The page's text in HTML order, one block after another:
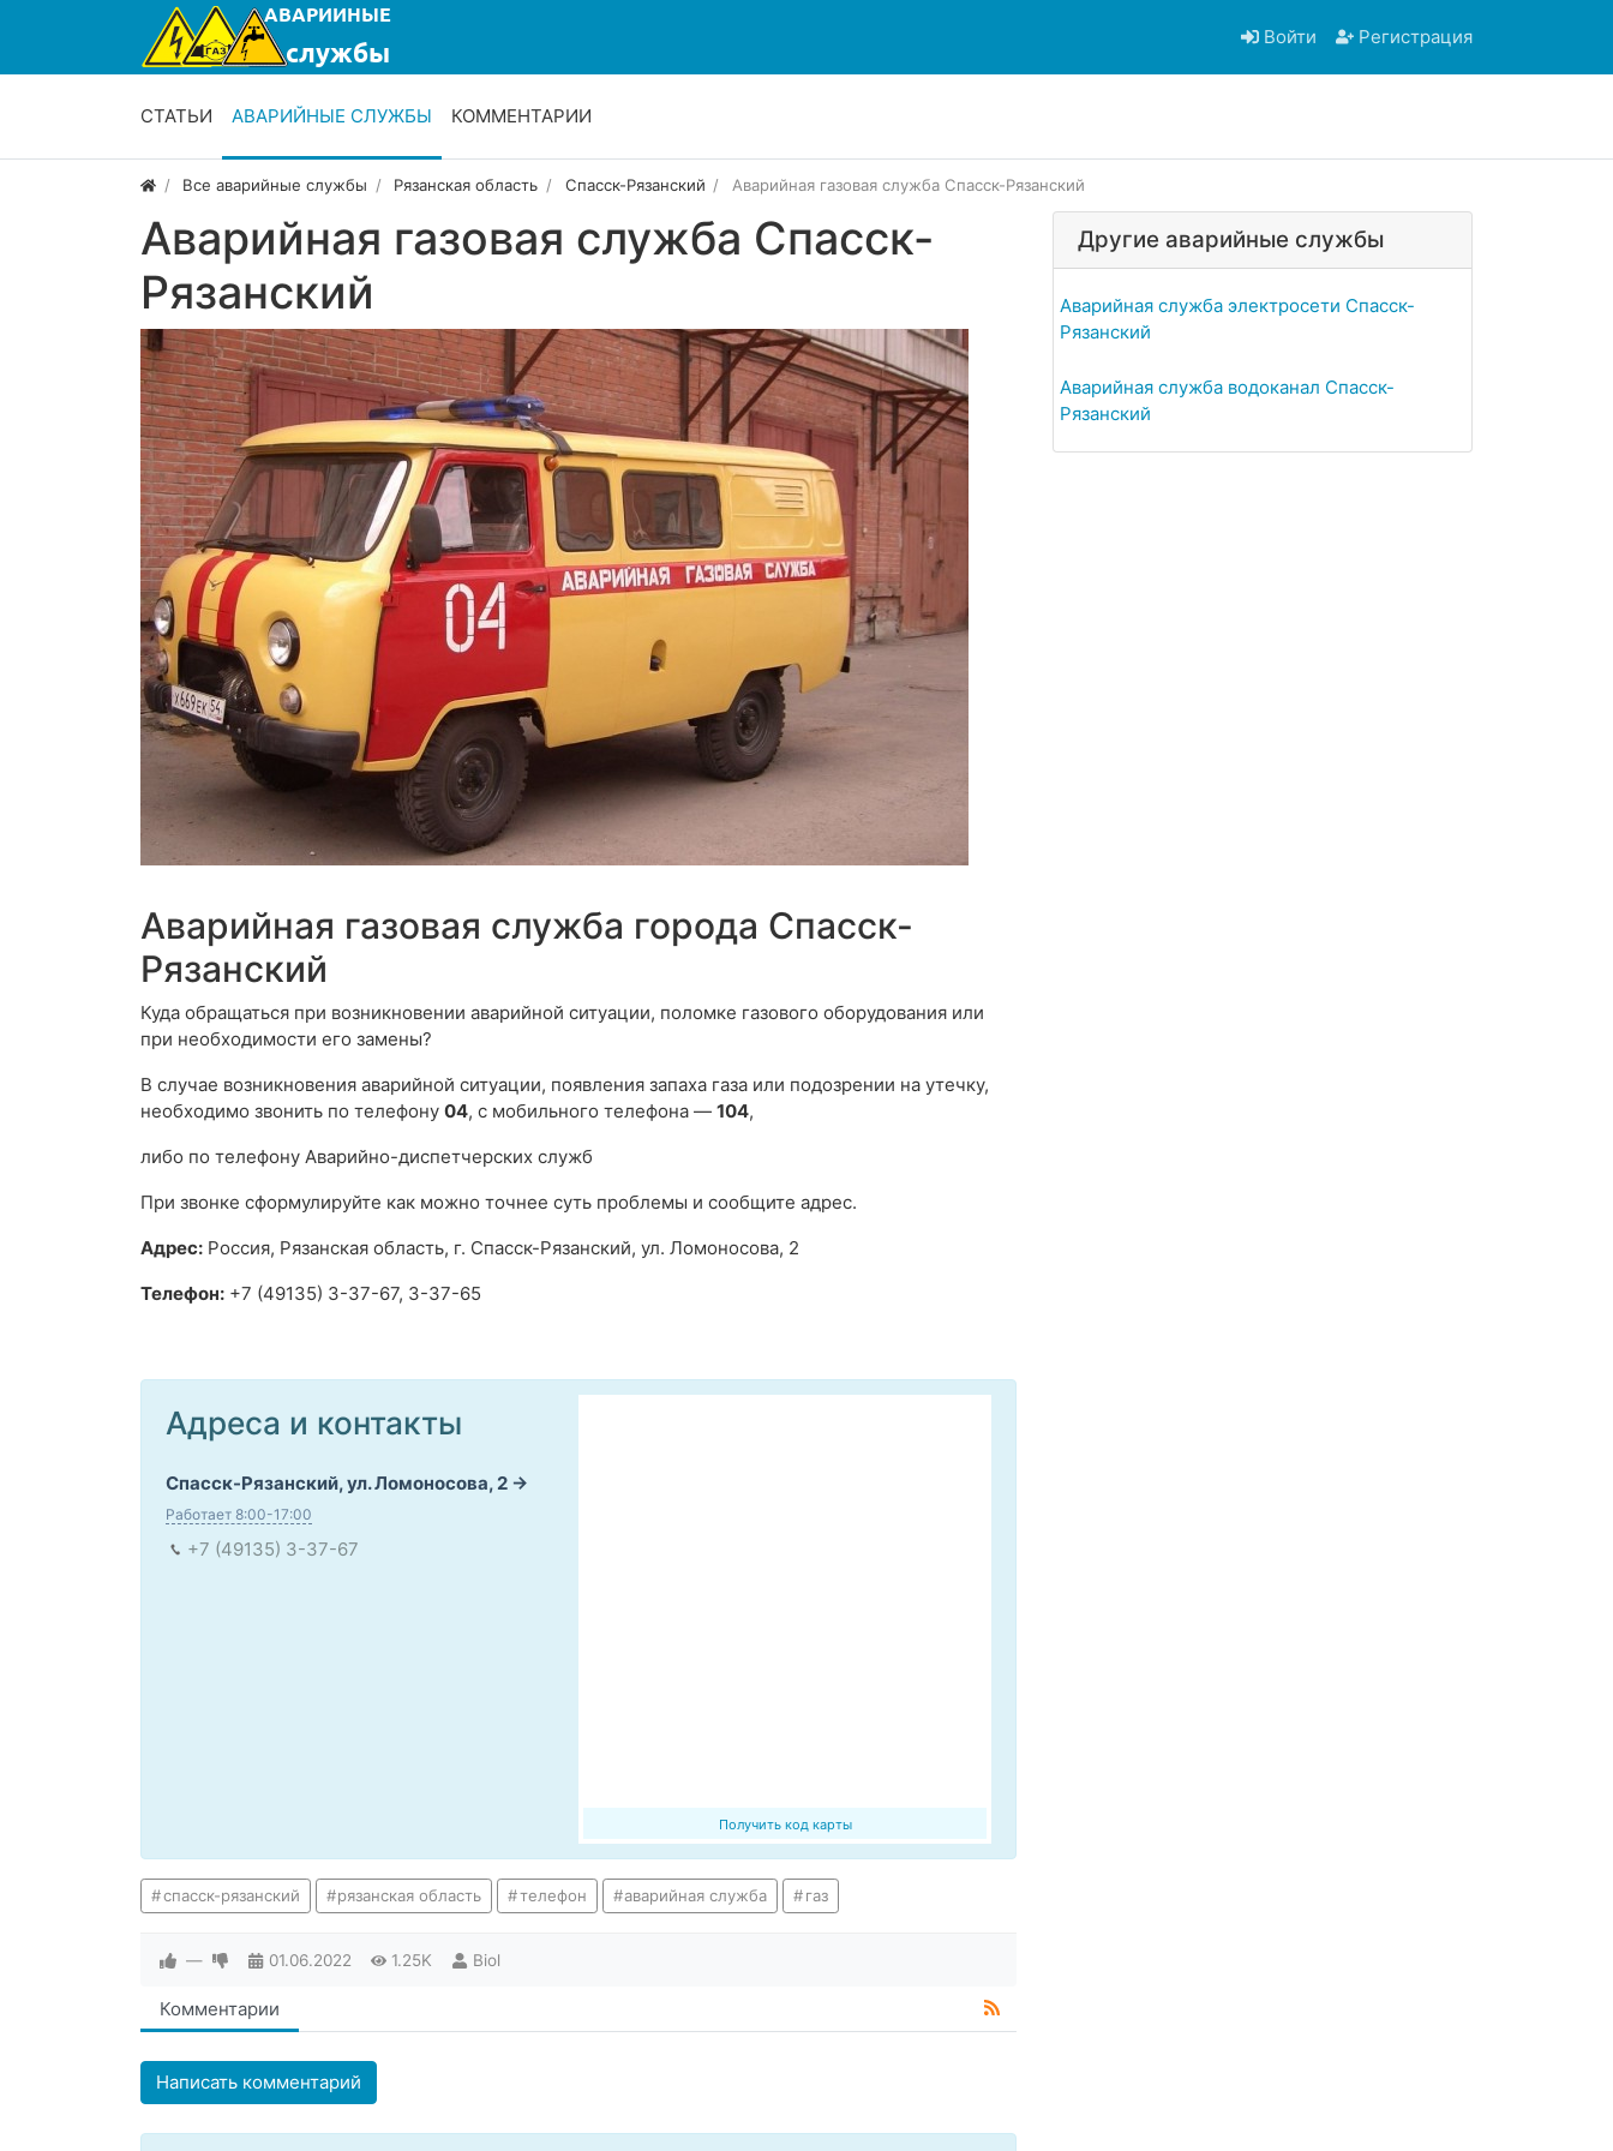
Войти Регистрация
СТАТЬИ АВАРИЙНЫЕ СЛУЖБЫ КОММЕНТАРИИ
Все аварийные службы Рязанская область Спасск-Рязанский Аварийная газовая служба Спасск-Рязанский
Аварийная газовая служба Спасск-
Рязанский
Аварийная газовая служба города Спасск-
Рязанский
Куда обращаться при возникновении аварийной ситуации, поломке газового оборудования или
при необходимости его замены?
В случае возникновения аварийной ситуации, появления запаха газа или подозрении на утечку,
необходимо звонить по телефону 04, с мобильного телефона — 104,
либо по телефону Аварийно-диспетчерских служб
При звонке сформулируйте как можно точнее суть проблемы и сообщите адрес.
Адрес: Россия, Рязанская область, г. Спасск-Рязанский, ул. Ломоносова, 2
Телефон: +7 (49135) 3-37-67, 3-37-65
Получить код карты
Адреса и контакты
Спасск-Рязанский, ул. Ломоносова, 2
Работает 8:00-17:00
+7 (49135) 3-37-67
спасск-рязанский рязанская область телефон аварийная служба газ
— 01.06.2022 1.25K Biol
Комментарии
Написать комментарий
Другие аварийные службы
Аварийная служба электросети Спасск-
Рязанский
Аварийная служба водоканал Спасск-
Рязанский